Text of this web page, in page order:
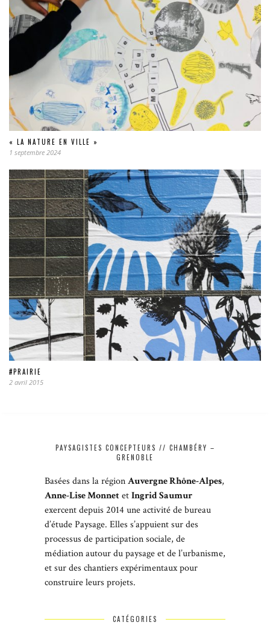
« LA NATURE EN VILLE »
1 septembre 2024
#PRAIRIE
2 avril 2015
PAYSAGISTES CONCEPTEURS // CHAMBÉRY –
GRENOBLE
Basées dans la régionAuvergne Rhône-Alpes,
Anne-Lise MonnetetIngrid Saumur
exercent depuis 2014 une activité de bureau
d’étude Paysage. Elles s’appuient sur des
processus de participation sociale, de
médiation autour du paysage et de l’urbanisme,
et sur des chantiers expérimentaux pour
construire leurs projets.
CATÉGORIES